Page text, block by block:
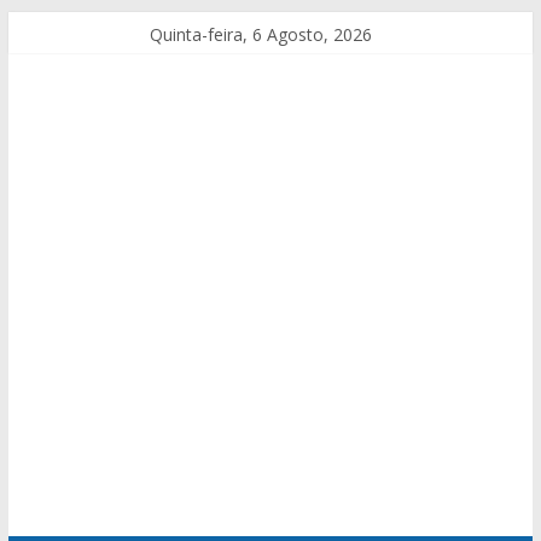
Quinta-feira, 6 Agosto, 2026